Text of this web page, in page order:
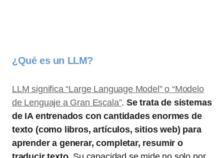
¿Qué es un LLM?
LLM significa “Large Language Model” o “Modelo
de Lenguaje a Gran Escala”. Se trata de sistemas
de IA entrenados con cantidades enormes de
texto (como libros, artículos, sitios web) para
aprender a generar, completar, resumir o